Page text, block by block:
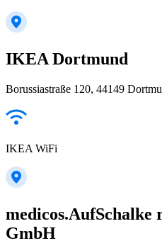
IKEA Dortmund
Borussiastraße 120, 44149
IKEA WiFi
medicos.AufSchalke
GmbH